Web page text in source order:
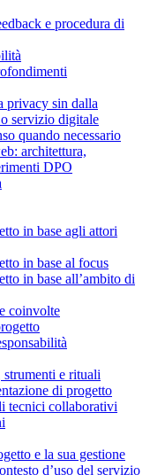
e procedura di
privacy sin dalla
servizio digitale
quando necessario
architettura,
DPO
in base agli attori
in base al focus
in base all’ambito di
coinvolte
e rituali
di progetto
tecnici collaborativi
e la sua gestione
d’uso del servizio